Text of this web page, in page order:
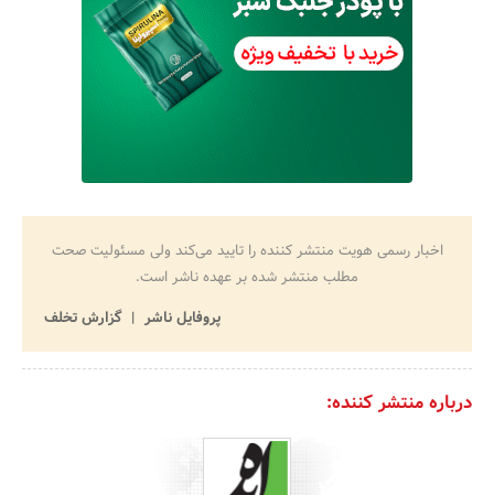
اخبار رسمی هویت منتشر کننده را تایید می‌کند ولی مسئولیت صحت
مطلب منتشر شده بر عهده ناشر است.
پروفایل ناشر
گزارش تخلف
درباره منتشر کننده: